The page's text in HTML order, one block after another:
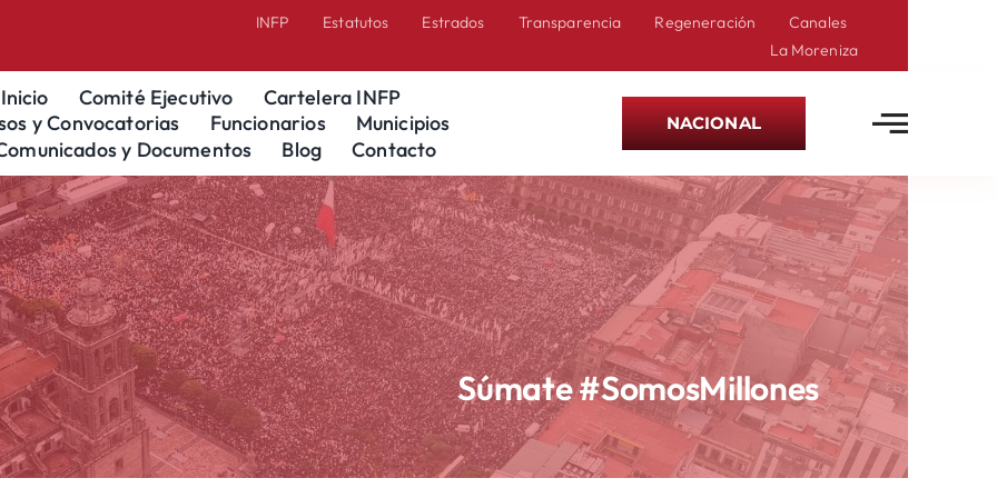
INFP Estatutos Estrados Transparencia Regeneración
Canales
La Moreniza
Inicio Comité Ejecutivo
Cartelera INFP
y Convocatorias
Funcionarios
Municipios
y Documentos
Blog Contacto
NACIONAL
Súmate #SomosMillones